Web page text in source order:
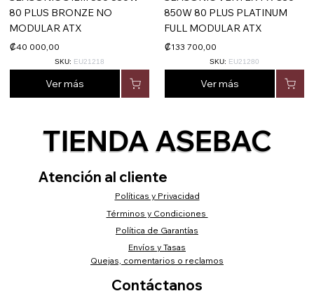
80 PLUS BRONZE NO
MODULAR ATX
₡40 000,00
Ver más
SKU: EU21218
850W 80 PLUS PLATINUM
FULL MODULAR ATX
₡133 700,00
Ver más
SKU: EU21280
TIENDA ASEBAC
Atención al cliente
Políticas y Privacidad
Términos y Condiciones
Envíos y Tasas
Política de Garantías
Quejas, comentarios o reclamos
Contáctanos